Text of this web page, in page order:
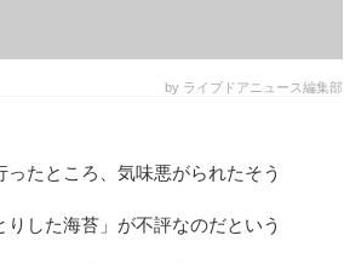
by ライブドアニュース編集部
たところ、気味悪がられたそう
した海苔」が不評なのだという